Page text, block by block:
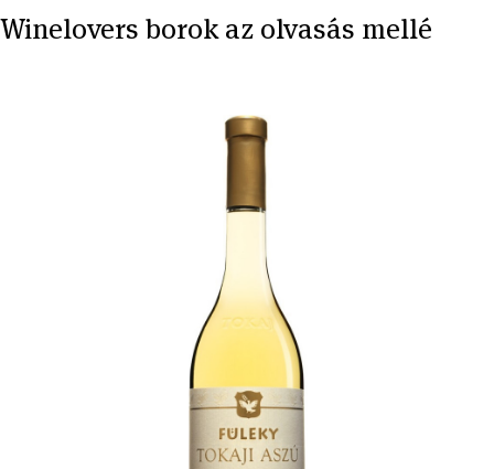
Winelovers borok az olvasás mellé